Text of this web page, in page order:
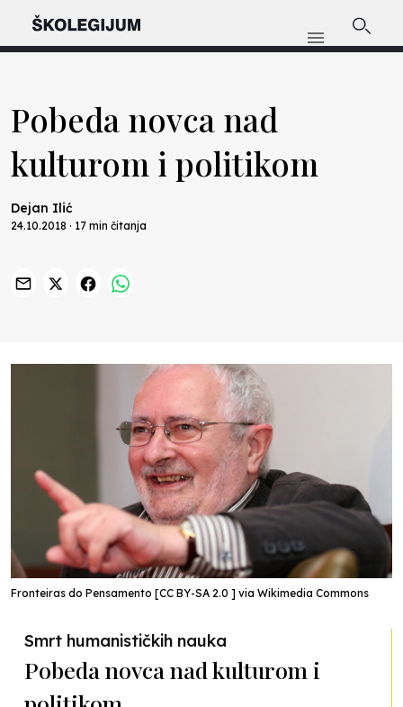
Pobeda novca nad
kulturom i politikom
Dejan Ilić
24.10.2018 · 17 min čitanja
Fronteiras do Pensamento [CC BY-SA 2.0 ] via Wikimedia Commons
Smrt humanističkih nauka
Pobeda novca nad kulturom i